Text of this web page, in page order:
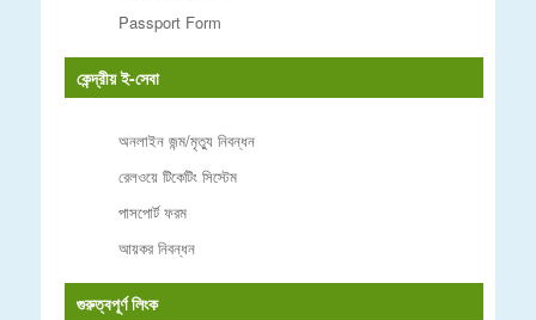
Passport Form
কেন্দ্রীয় ই-সেবা
অনলাইন জন্ম/মৃত্যু নিবন্ধন
রেলওয়ে টিকেটিং সিস্টেম
পাসপোর্ট ফরম
আয়কর নিবন্ধন
গুরুত্বপূর্ণ লিংক